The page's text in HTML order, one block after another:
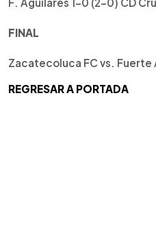
FINAL
Zacatecoluca FC vs. Fuerte
REGRESAR A PORTADA